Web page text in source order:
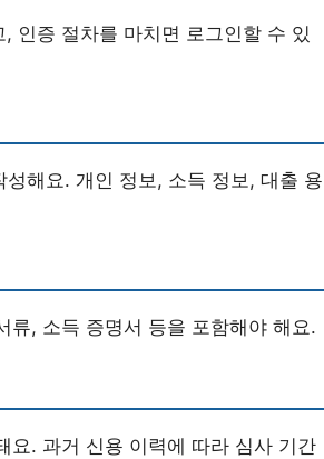
인증 절차를 마치면 로그인할 수 있
해요. 개인 정보, 소득 정보, 대출 용
류, 소득 증명서 등을 포함해야 해요.
요. 과거 신용 이력에 따라 심사 기간